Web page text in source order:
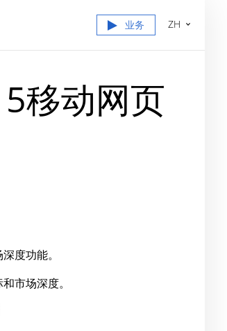
业务 ZH
移动网页
度功能。
市场深度。